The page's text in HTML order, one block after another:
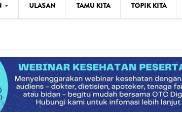
ULASAN TAMU KITA TOPIK KITA